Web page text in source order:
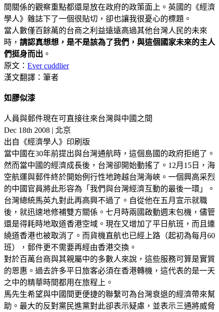
間關係的觀察重點都還是放在政府的政策面上。英國的《經濟
學人》雜誌下了一個很貼切，卻也讓我很憂心的標題。
當人數僅百餘萬的台商之利益遠遠高過其他台灣人民的未來
時， 請認真想想，是不是該為了我們，與這個國家未來的主人
們挺身而出 。
原文： Ever cuddlier
漢文翻譯：筆者
如膠似漆
人員與郵件現在可直接往來台灣與中國之間
Dec 18th 2008 | 北京
出自《經濟學人》印刷版
當中國在30年前提出與台灣通航時，這個島國的政府拒絕了。
然而當中國的經濟成長後，台灣卻開始動搖了。12月15日，海
空航運與郵件終於開始例行性地跨越台灣海峽。一個興高采烈
的中國官員將此形容為「我們與台灣經濟互動的最後一環」。
台灣總統馬英九對此再高興不過了。自從他在五月宣示就職
後，就迅速地修補雙方關係。七月時兩國啟動週末包機，儘管
還是得耗時地取道香港空域。現在又增加了平日航班，而且連
繞道香港也被取消了。而貨機直航也已經上路（起初為每月60
班），郵件更不需要再經由香港交換。
對於百萬台商與其親屬中的多數人來說，這些服務可算是實質
的恩惠。過去許多平日旅客必須在香港轉機，這代表的是一天
之中的精華時間都用在旅程上。
馬先生希望與中國間更便捷的聯繫可為台灣衰退的經濟帶來幫
助。最大的反對黨民進黨對此卻表示疑慮，並表示三通將威脅